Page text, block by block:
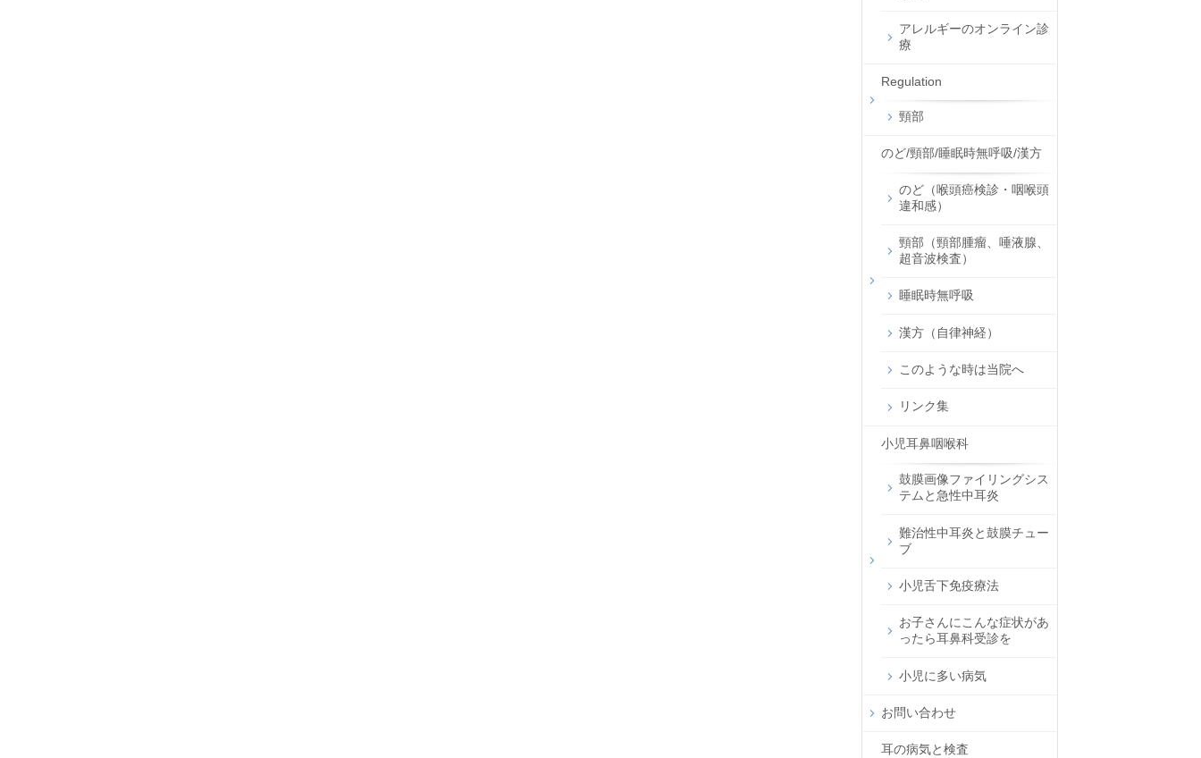
アレルギーのオンライン診
療
Regulation
頸部
のど/頸部/睡眠時無呼吸/漢方
のど（喉頭癌検診・咽喉頭
違和感）
頸部（頸部腫瘤、唾液腺、
超音波検査）
睡眠時無呼吸
漢方（自律神経）
このような時は当院へ
リンク集
小児耳鼻咽喉科
鼓膜画像ファイリングシス
テムと急性中耳炎
難治性中耳炎と鼓膜チュー
ブ
小児舌下免疫療法
お子さんにこんな症状があ
ったら耳鼻科受診を
小児に多い病気
お問い合わせ
耳の病気と検査